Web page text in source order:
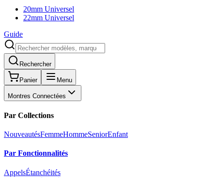
20mm Universel
22mm Universel
Guide
Rechercher
Panier Menu
Montres Connectées
Par Collections
NouveautésFemmeHommeSeniorEnfant
Par Fonctionnalités
AppelsÉtanchéités